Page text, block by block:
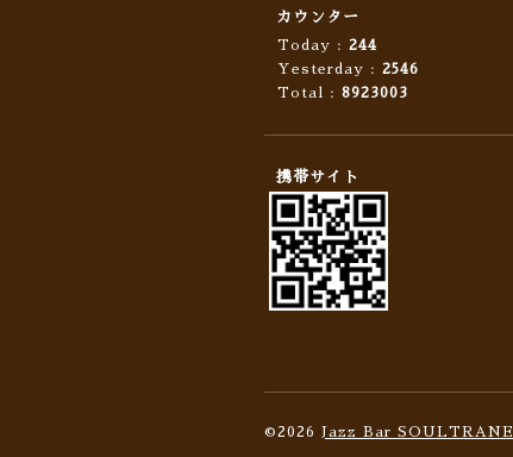
カウンター
Today : 244
Yesterday : 2546
Total : 8923003
携帯サイト
©2026 Jazz Bar SOULTRANE